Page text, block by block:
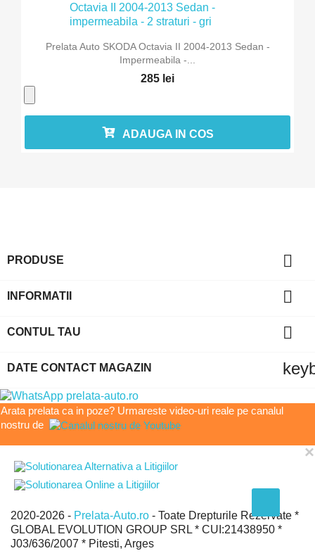
Prelata Auto SKODA Octavia II 2004-2013 Sedan -
Impermeabila -...
285 lei
ADAUGA IN COS
PRODUSE 
INFORMATII 
CONTUL TAU 
DATE CONTACT MAGAZIN
Arata prelata ca in poze? Urmareste video-uri reale pe canalul
nostru de
×
2020-2026 - Prelata-Auto.ro - Toate Drepturile Rezervate *
GLOBAL EVOLUTION GROUP SRL * CUI:21438950 *
J03/636/2007 * Pitesti, Arges